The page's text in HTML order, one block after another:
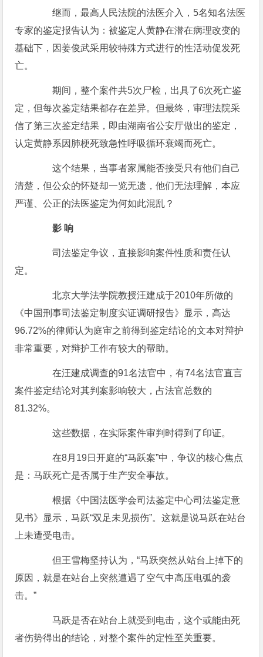
继而，最高人民法院的法医介入，5名知名法医
专家的鉴定报告认为：被鉴定人黄静在潜在病理改变的
基础下，因姜俊武采用较特殊方式进行的性活动促发死
亡。
期间，整个案件共5次尸检，出具了6次死亡鉴
定，但每次鉴定结果都存在差异。但最终，审理法院采
信了第三次鉴定结果，即由湖南省公安厅做出的鉴定，
认定黄静系因肺梗死致急性呼吸循环衰竭而死亡。
这个结果，当事者家属能否接受只有他们自己
清楚，但公众的怀疑却一览无遗，他们无法理解，本应
严谨、公正的法医鉴定为何如此混乱？
影 响
司法鉴定争议，直接影响案件性质和责任认
定。
北京大学法学院教授汪建成于2010年所做的
《中国刑事司法鉴定制度实证调研报告》显示，高达
96.72%的律师认为庭审之前得到鉴定结论的文本对辩护
非常重要，对辩护工作有较大的帮助。
在汪建成调查的91名法官中，有74名法官直言
案件鉴定结论对其判案影响较大，占法官总数的
81.32%。
这些数据，在实际案件审判时得到了印证。
在8月19日开庭的“马跃案”中，争议的核心焦点
是：马跃死亡是否属于生产安全事故。
根据《中国法医学会司法鉴定中心司法鉴定意
见书》显示，马跃“双足未见损伤”。这就是说马跃在站台
上未遭受电击。
但王雪梅坚持认为，“马跃突然从站台上掉下的
原因，就是在站台上突然遭遇了空气中高压电弧的袭
击。”
马跃是否在站台上就受到电击，这个或能由死
者伤势得出的结论，对整个案件的定性至关重要。